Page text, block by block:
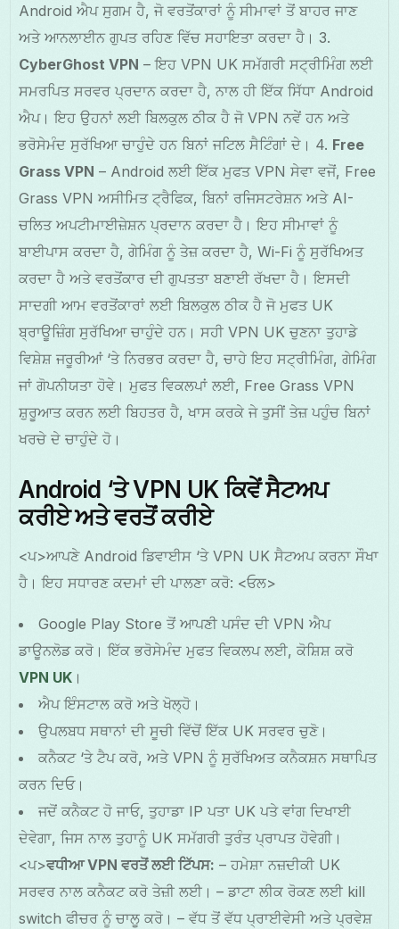
Android ਐਪ ਸੁਗਮ ਹੈ, ਜੋ ਵਰਤੋਂਕਾਰਾਂ ਨੂੰ ਸੀਮਾਵਾਂ ਤੋਂ ਬਾਹਰ ਜਾਣ
ਅਤੇ ਆਨਲਾਈਨ ਗੁਪਤ ਰਹਿਣ ਵਿੱਚ ਸਹਾਇਤਾ ਕਰਦਾ ਹੈ। 3.
CyberGhost VPN – ਇਹ VPN UK ਸਮੱਗਰੀ ਸਟ੍ਰੀਮਿੰਗ ਲਈ
ਸਮਰਪਿਤ ਸਰਵਰ ਪ੍ਰਦਾਨ ਕਰਦਾ ਹੈ, ਨਾਲ ਹੀ ਇੱਕ ਸਿੱਧਾ Android
ਐਪ। ਇਹ ਉਹਨਾਂ ਲਈ ਬਿਲਕੁਲ ਠੀਕ ਹੈ ਜੋ VPN ਨਵੇਂ ਹਨ ਅਤੇ
ਭਰੋਸੇਮੰਦ ਸੁਰੱਖਿਆ ਚਾਹੁੰਦੇ ਹਨ ਬਿਨਾਂ ਜਟਿਲ ਸੈਟਿੰਗਾਂ ਦੇ। 4. Free
Grass VPN – Android ਲਈ ਇੱਕ ਮੁਫਤ VPN ਸੇਵਾ ਵਜੋਂ, Free
Grass VPN ਅਸੀਮਿਤ ਟ੍ਰੈਫਿਕ, ਬਿਨਾਂ ਰਜਿਸਟਰੇਸ਼ਨ ਅਤੇ AI-
ਚਲਿਤ ਅਪਟੀਮਾਈਜ਼ੇਸ਼ਨ ਪ੍ਰਦਾਨ ਕਰਦਾ ਹੈ। ਇਹ ਸੀਮਾਵਾਂ ਨੂੰ
ਬਾਈਪਾਸ ਕਰਦਾ ਹੈ, ਗੇਮਿੰਗ ਨੂੰ ਤੇਜ਼ ਕਰਦਾ ਹੈ, Wi-Fi ਨੂੰ ਸੁਰੱਖਿਅਤ
ਕਰਦਾ ਹੈ ਅਤੇ ਵਰਤੋਂਕਾਰ ਦੀ ਗੁਪਤਤਾ ਬਣਾਈ ਰੱਖਦਾ ਹੈ। ਇਸਦੀ
ਸਾਦਗੀ ਆਮ ਵਰਤੋਂਕਾਰਾਂ ਲਈ ਬਿਲਕੁਲ ਠੀਕ ਹੈ ਜੋ ਮੁਫਤ UK
ਬ੍ਰਾਊਜ਼ਿੰਗ ਸੁਰੱਖਿਆ ਚਾਹੁੰਦੇ ਹਨ। ਸਹੀ VPN UK ਚੁਣਨਾ ਤੁਹਾਡੇ
ਵਿਸ਼ੇਸ਼ ਜਰੂਰੀਆਂ ‘ਤੇ ਨਿਰਭਰ ਕਰਦਾ ਹੈ, ਚਾਹੇ ਇਹ ਸਟ੍ਰੀਮਿੰਗ, ਗੇਮਿੰਗ
ਜਾਂ ਗੋਪਨੀਯਤਾ ਹੋਵੇ। ਮੁਫਤ ਵਿਕਲਪਾਂ ਲਈ, Free Grass VPN
ਸ਼ੁਰੂਆਤ ਕਰਨ ਲਈ ਬਿਹਤਰ ਹੈ, ਖਾਸ ਕਰਕੇ ਜੇ ਤੁਸੀਂ ਤੇਜ਼ ਪਹੁੰਚ ਬਿਨਾਂ
ਖਰਚੇ ਦੇ ਚਾਹੁੰਦੇ ਹੋ।
Android ‘ਤੇ VPN UK ਕਿਵੇਂ ਸੈਟਅਪ
ਕਰੀਏ ਅਤੇ ਵਰਤੋਂ ਕਰੀਏ
<ਪ>ਆਪਣੇ Android ਡਿਵਾਈਸ ‘ਤੇ VPN UK ਸੈਟਅਪ ਕਰਨਾ ਸੌਖਾ
ਹੈ। ਇਹ ਸਧਾਰਣ ਕਦਮਾਂ ਦੀ ਪਾਲਣਾ ਕਰੋ: <ਓਲ>
Google Play Store ਤੋਂ ਆਪਣੀ ਪਸੰਦ ਦੀ VPN ਐਪ
ਡਾਊਨਲੋਡ ਕਰੋ। ਇੱਕ ਭਰੋਸੇਮੰਦ ਮੁਫਤ ਵਿਕਲਪ ਲਈ, ਕੋਸ਼ਿਸ਼ ਕਰੋ
VPN UK ।
ਐਪ ਇੰਸਟਾਲ ਕਰੋ ਅਤੇ ਖੋਲ੍ਹੋ।
ਉਪਲਬਧ ਸਥਾਨਾਂ ਦੀ ਸੂਚੀ ਵਿੱਚੋਂ ਇੱਕ UK ਸਰਵਰ ਚੁਣੋ।
ਕਨੈਕਟ ‘ਤੇ ਟੈਪ ਕਰੋ, ਅਤੇ VPN ਨੂੰ ਸੁਰੱਖਿਅਤ ਕਨੈਕਸ਼ਨ ਸਥਾਪਿਤ
ਕਰਨ ਦਿਓ।
ਜਦੋਂ ਕਨੈਕਟ ਹੋ ਜਾਓ, ਤੁਹਾਡਾ IP ਪਤਾ UK ਪਤੇ ਵਾਂਗ ਦਿਖਾਈ
ਦੇਵੇਗਾ, ਜਿਸ ਨਾਲ ਤੁਹਾਨੂੰ UK ਸਮੱਗਰੀ ਤੁਰੰਤ ਪ੍ਰਾਪਤ ਹੋਵੇਗੀ।
<ਪ>ਵਧੀਆ VPN ਵਰਤੋਂ ਲਈ ਟਿੱਪਸ: – ਹਮੇਸ਼ਾ ਨਜ਼ਦੀਕੀ UK
ਸਰਵਰ ਨਾਲ ਕਨੈਕਟ ਕਰੋ ਤੇਜ਼ੀ ਲਈ। – ਡਾਟਾ ਲੀਕ ਰੋਕਣ ਲਈ kill
switch ਫੀਚਰ ਨੂੰ ਚਾਲੂ ਕਰੋ। – ਵੱਧ ਤੋਂ ਵੱਧ ਪ੍ਰਾਈਵੇਸੀ ਅਤੇ ਪ੍ਰਵੇਸ਼